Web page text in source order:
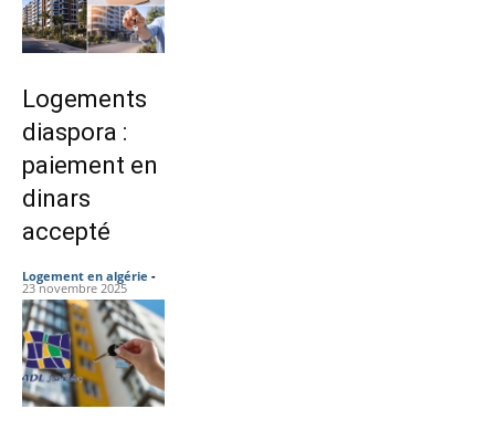
Logements
diaspora :
paiement en
dinars
accepté
Logement en algérie -
23 novembre 2025